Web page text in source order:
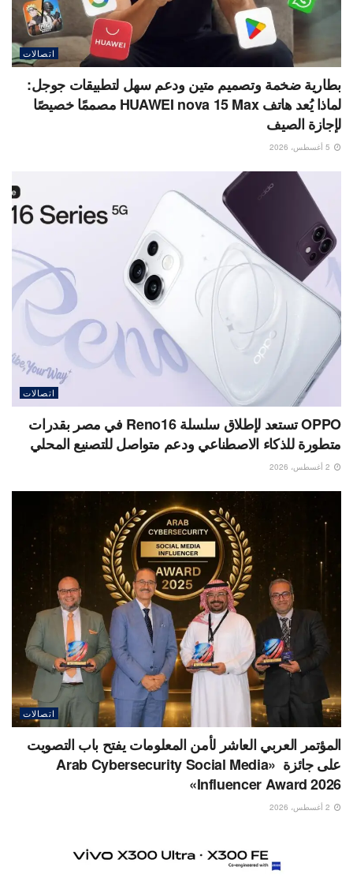
اتصالات
بطارية ضخمة وتصميم متين ودعم سهل لتطبيقات جوجل:
لماذا يُعد هاتف HUAWEI nova 15 Max مصممًا خصيصًا
لإجازة الصيف
اتصالات
OPPO تستعد لإطلاق سلسلة Reno16 في مصر بقدرات
متطورة للذكاء الاصطناعي ودعم متواصل للتصنيع المحلي
اتصالات
المؤتمر العربي العاشر لأمن المعلومات يفتح باب التصويت
على جائزة «Arab Cybersecurity Social Media
Influencer Award 2026»